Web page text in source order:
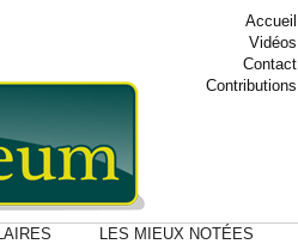
Accueil
Vidéos
Contact
Contributions
LES MIEUX NOTÉES